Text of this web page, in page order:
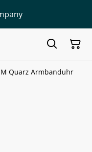
Quarz Armbanduhr